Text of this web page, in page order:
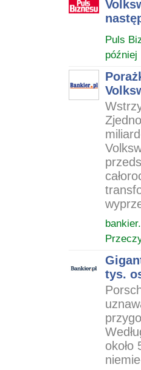
Puls
później
tys.
około